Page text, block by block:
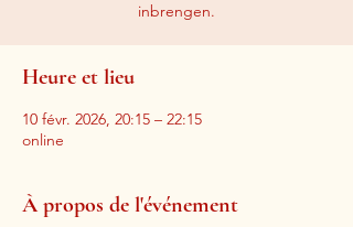
inbrengen.
Heure et lieu
10 févr. 2026, 20:15 – 22:15
online
À propos de l'événement